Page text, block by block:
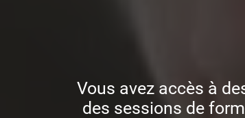
Vous avez accès à
des sessions de